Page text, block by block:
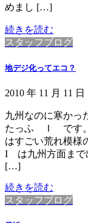
めまし […]
続きを読む
スタッフブログ
地デジ化ってエコ？
2010 年 11 月 11 日
九州なのに寒か
たっふ Ｉ です。
はすごい荒れ模様
I は九州方面まで
[…]
続きを読む
スタッフブログ